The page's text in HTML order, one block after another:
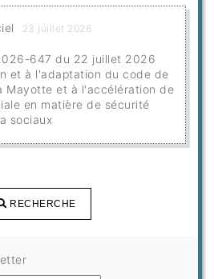
23 juillet 2026
647 du 22 juillet 2026
et à l'adaptation du code de
Mayotte et à l'accélération de
en matière de sécurité
sociaux
RECHERCHE